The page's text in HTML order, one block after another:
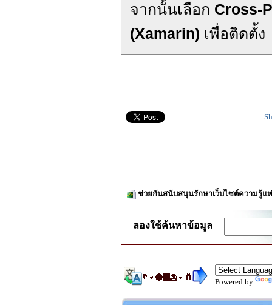
จากนั้นเลือก Cross-
(Xamarin) เพื่อติดตั้ง
ช่วยกันสนับสนุนรักษาเว็บไซต์ความรู้แ
ลองใช้ค้นหาข้อมูล
Powered by